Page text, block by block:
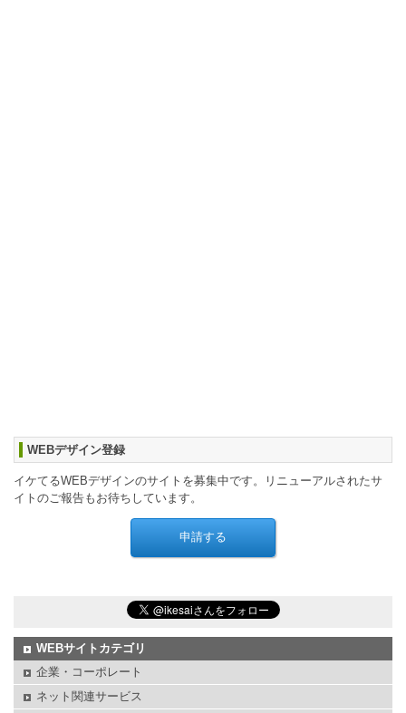
WEBデザイン登録
イケてるWEBデザインのサイトを募集中です。リニューアルされたサ
イトのご報告もお待ちしています。
WEBサイトカテゴリ
企業・コーポレート
ネット関連サービス